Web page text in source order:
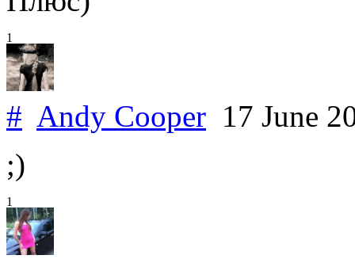
1
# Andy Cooper 17 June
;)
1